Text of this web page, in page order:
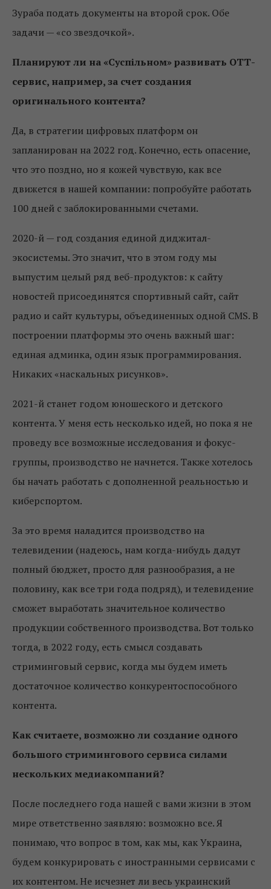
Зураба подать документы на второй срок. Обе
задачи — «со звездочкой».
Планируют ли на «Суспільном» развивать ОТТ-
сервис, например, за счет создания
оригинального контента?
Да, в стратегии цифровых платформ он
запланирован на 2022 год. Конечно, есть опасение,
что это поздно, но я кожей чувствую, как все
движется в нашей компании: попробуйте работать
100 дней с заблокированными счетами.
2020-й — год создания единой диджитал-
экосистемы. Это значит, что в этом году мы
выпустим целый ряд веб-продуктов: к сайту
новостей присоединятся спортивный сайт, сайт
радио и сайт культуры, объединенных одной CMS. В
построении платформы это очень важный шаг:
единая админка, один язык программирования.
Никаких «наскальных рисунков».
2021-й станет годом юношеского и детского
контента. У меня есть несколько идей, но пока я не
проведу все возможные исследования и фокус-
группы, производство не начнется. Также хотелось
бы начать работать с дополненной реальностью и
киберспортом.
За это время наладится производство на
телевидении (надеюсь, нам когда-нибудь дадут
полный бюджет, просто для разнообразия, а не
половину, как все три года подряд), и телевидение
сможет выработать значительное количество
продукции собственного производства. Вот только
тогда, в 2022 году, есть смысл создавать
стриминговый сервис, когда мы будем иметь
достаточное количество конкурентоспособного
контента.
Как считаете, возможно ли создание одного
большого стримингового сервиса силами
нескольких медиакомпаний?
После последнего года нашей с вами жизни в этом
мире ответственно заявляю: возможно все. Я
понимаю, что вопрос в том, как мы, как Украина,
будем конкурировать с иностранными сервисами с
их контентом. Не исчезнет ли весь украинский